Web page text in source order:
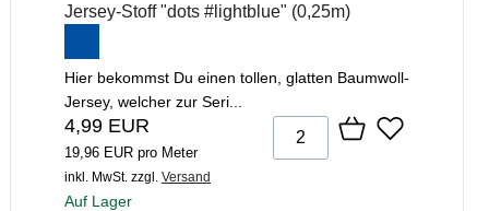
Jersey-Stoff "dots #lightblue" (0,25m)
Hier bekommst Du einen tollen, glatten Baumwoll-
Jersey, welcher zur Seri...
4,99 EUR
19,96 EUR pro Meter
inkl. MwSt. zzgl. Versand
Auf Lager